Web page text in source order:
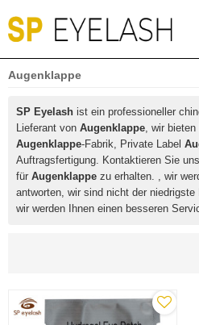
Augenklappe
SP Eyelash ist ein professioneller
Lieferant von Augenklappe, wir
Augenklappe-Fabrik, Private Label
Auftragsfertigung. Kontaktieren Sie
für Augenklappe zu erhalten. , wir
antworten, wir sind nicht der niedrigste
wir werden Ihnen einen besseren